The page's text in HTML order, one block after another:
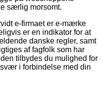
særlig morsomt.
e-firmaet er e-mærke
er en indikator for at
danske regler, samt
af fagfolk som har
tilbydes du mulighed for
i forbindelse med din